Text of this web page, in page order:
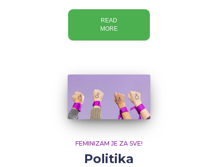
READ
MORE
FEMINIZAM JE ZA SVE!
Politika